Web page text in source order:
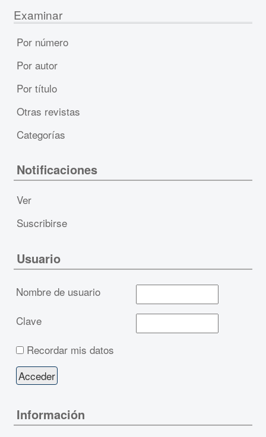
Examinar
Por número
Por autor
Por título
Otras revistas
Categorías
Notificaciones
Ver
Suscribirse
Usuario
Nombre de usuario
Clave
Recordar mis datos
Información